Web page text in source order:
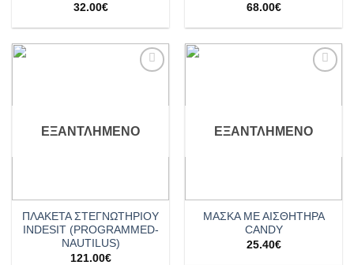
32.00€
68.00€
ΕΞΑΝΤΛΗΜΈΝΟ
ΠΛΑΚΕΤΑ ΣΤΕΓΝΩΤΗΡΙΟΥ
INDESIT (PROGRAMMED-
NAUTILUS)
121.00€
ΕΞΑΝΤΛΗΜΈΝΟ
ΜΑΣΚΑ ΜΕ ΑΙΣΘΗΤΗΡΑ
CANDY
25.40€